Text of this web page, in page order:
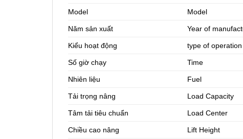
Model Model
Năm sản xuất Year of
Kiểu hoạt động type of operation
Số giờ chạy Time
Nhiên liệu Fuel
Tải trọng nâng Load Capacity
Tâm tải tiêu chuẩn Load Center
Chiều cao nâng Lift Height